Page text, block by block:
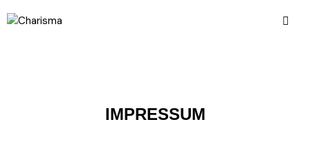
IMPRESSUM